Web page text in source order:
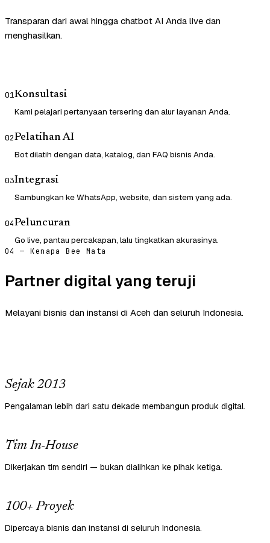
Transparan dari awal hingga chatbot AI Anda live dan
menghasilkan.
01Konsultasi
Kami pelajari pertanyaan tersering dan alur layanan Anda.
02Pelatihan AI
Bot dilatih dengan data, katalog, dan FAQ bisnis Anda.
03Integrasi
Sambungkan ke WhatsApp, website, dan sistem yang ada.
04Peluncuran
Go live, pantau percakapan, lalu tingkatkan akurasinya.
04 — Kenapa Bee Mata
Partner digital yang teruji
Melayani bisnis dan instansi di Aceh dan seluruh Indonesia.
Sejak 2013
Pengalaman lebih dari satu dekade membangun produk digital.
Tim In-House
Dikerjakan tim sendiri — bukan dialihkan ke pihak ketiga.
100+ Proyek
Dipercaya bisnis dan instansi di seluruh Indonesia.